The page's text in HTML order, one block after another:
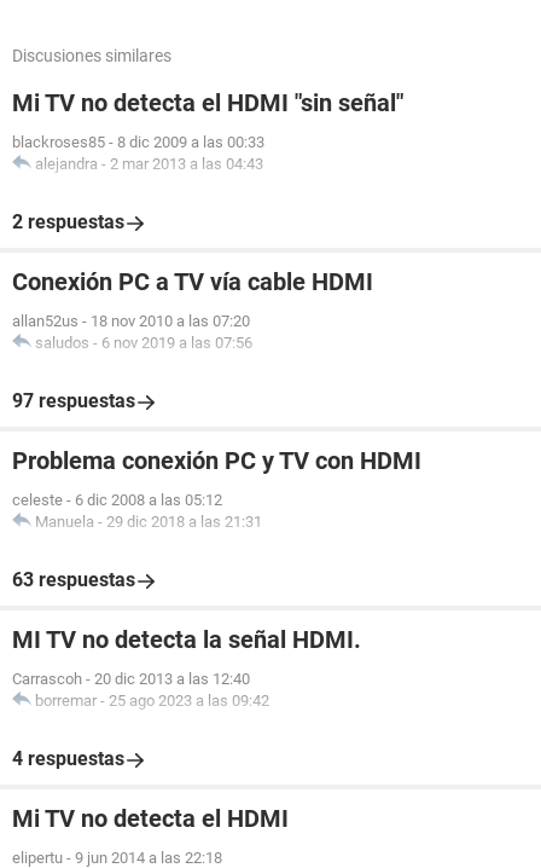
Discusiones similares
Mi TV no detecta el HDMI "sin señal"
blackroses85 - 8 dic 2009 a las 00:33
alejandra - 2 mar 2013 a las 04:43
2 respuestas
Conexión PC a TV vía cable HDMI
allan52us - 18 nov 2010 a las 07:20
saludos - 6 nov 2019 a las 07:56
97 respuestas
Problema conexión PC y TV con HDMI
celeste - 6 dic 2008 a las 05:12
Manuela - 29 dic 2018 a las 21:31
63 respuestas
MI TV no detecta la señal HDMI.
Carrascoh - 20 dic 2013 a las 12:40
borremar - 25 ago 2023 a las 09:42
4 respuestas
Mi TV no detecta el HDMI
elipertu - 9 jun 2014 a las 22:18